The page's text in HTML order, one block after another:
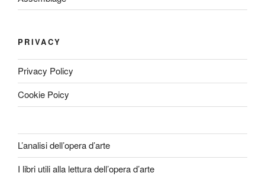
PRIVACY
Privacy Policy
Cookie Poicy
L’analisi dell’opera d’arte
I libri utili alla lettura dell’opera d’arte